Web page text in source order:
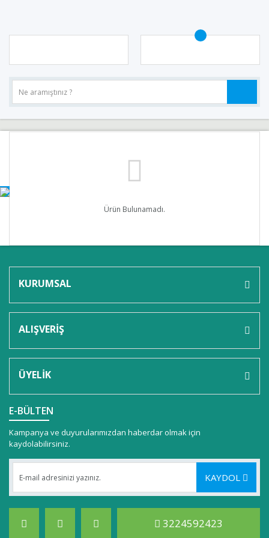
Ürün Bulunamadı.
KURUMSAL
ALIŞVERİŞ
ÜYELİK
E-BÜLTEN
Kampanya ve duyurularımızdan haberdar olmak için
kaydolabilirsiniz.
KAYDOL
3224592423